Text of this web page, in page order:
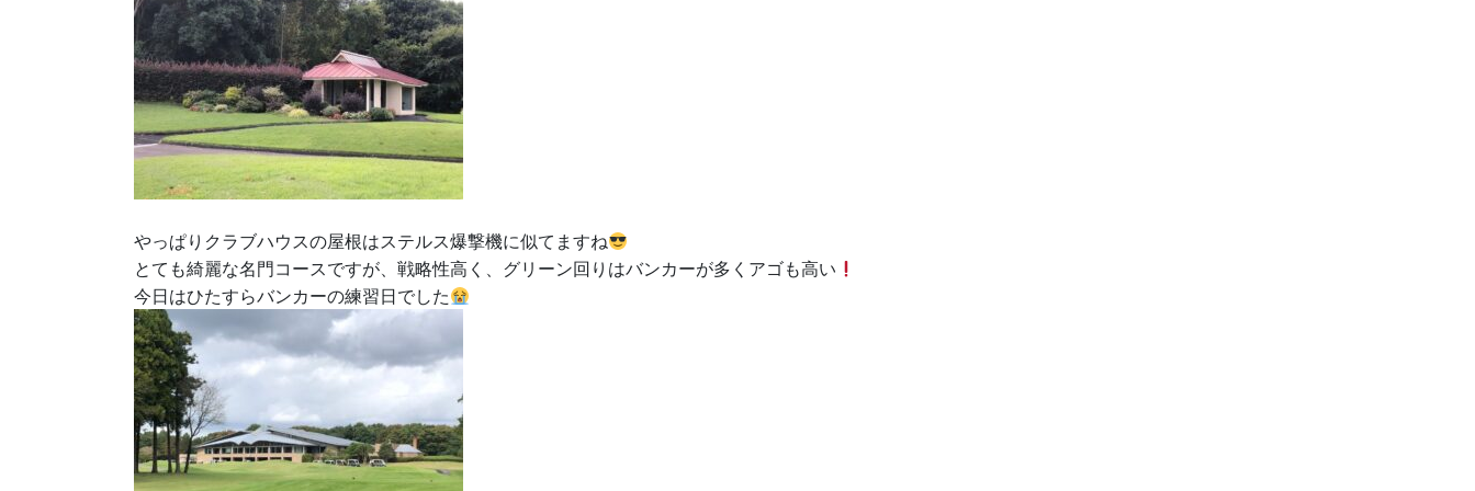
やっぱりクラブハウスの屋根はステルス爆撃機に似てますね
とても綺麗な名門コースですが、戦略性高く、グリーン回りはバンカーが多くアゴも高い
今日はひたすらバンカーの練習日でした